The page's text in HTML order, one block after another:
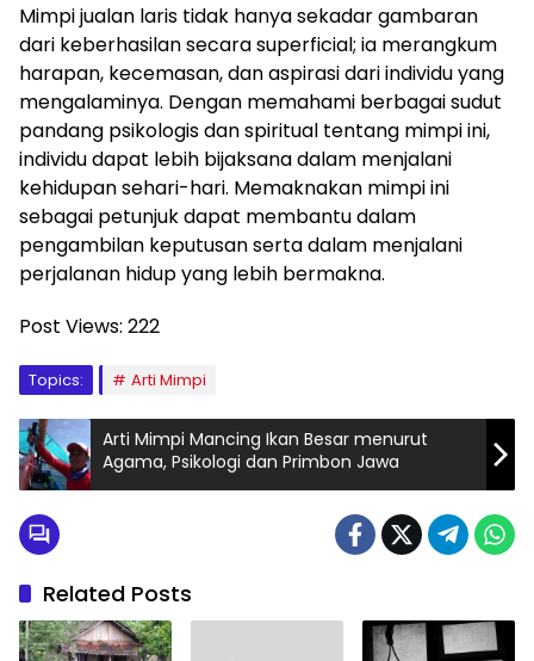
Mimpi jualan laris tidak hanya sekadar gambaran
dari keberhasilan secara superficial; ia merangkum
harapan, kecemasan, dan aspirasi dari individu yang
mengalaminya. Dengan memahami berbagai sudut
pandang psikologis dan spiritual tentang mimpi ini,
individu dapat lebih bijaksana dalam menjalani
kehidupan sehari-hari. Memaknakan mimpi ini
sebagai petunjuk dapat membantu dalam
pengambilan keputusan serta dalam menjalani
perjalanan hidup yang lebih bermakna.
Post Views: 222
Topics: Arti Mimpi
Arti Mimpi Mancing Ikan Besar menurut
Agama, Psikologi dan Primbon Jawa
Related Posts